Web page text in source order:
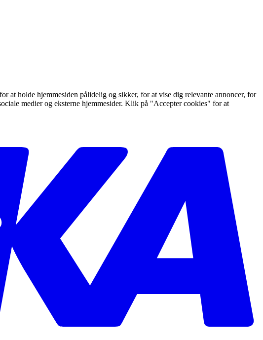
at holde hjemmesiden pålidelig og sikker, for at vise dig relevante annoncer, for
medier og eksterne hjemmesider. Klik på "Accepter cookies" for at